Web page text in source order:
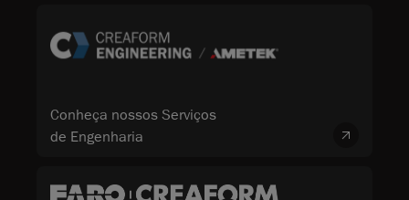
Conheça nossos Serviços
de Engenharia